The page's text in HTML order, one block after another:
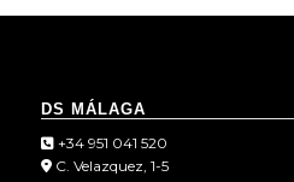
DS MÁLAGA
+34 951 041 520
C. Velazquez, 1-5